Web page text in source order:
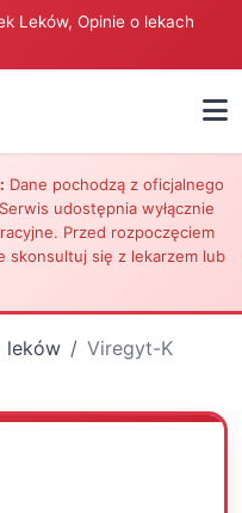
Leków, Opinie o lekach
Dane pochodzą z oficjalnego
udostępnia wyłącznie
Przed rozpoczęciem
skonsultuj się z lekarzem lub
leków Viregyt-K